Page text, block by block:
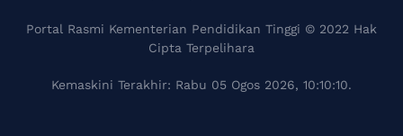
Portal Rasmi Kementerian Pendidikan Tinggi © 2022 Hak
Cipta Terpelihara
Kemaskini Terakhir: Rabu 05 Ogos 2026, 10:10:10.